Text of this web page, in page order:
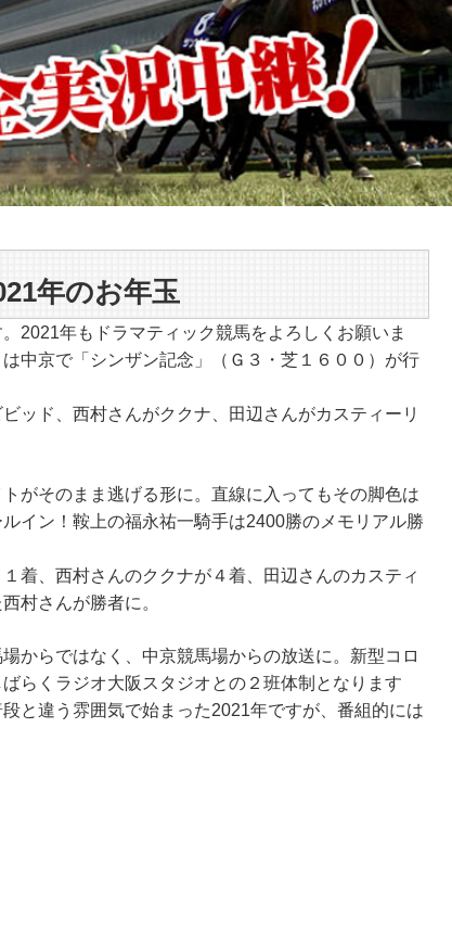
年のお年玉
2021年もドラマティック競馬をよろしくお願いま
中京で「シンザン記念」（Ｇ３・芝１６００）が行
ッド、西村さんがククナ、田辺さんがカスティーリ
がそのまま逃げる形に。直線に入ってもその脚色は
イン！鞍上の福永祐一騎手は2400勝のメモリアル勝
着、西村さんのククナが４着、田辺さんのカスティ
村さんが勝者に。
からではなく、中京競馬場からの放送に。新型コロ
らくラジオ大阪スタジオとの２班体制となります
と違う雰囲気で始まった2021年ですが、番組的には